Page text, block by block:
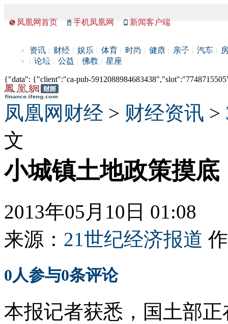
凤凰网首页 手机凤凰网 新闻客户端
资讯 财经 娱乐 体育 时尚 健康 亲子 汽车
论坛
公益 佛教 星座
{"data": {"client":"ca-pub-
凤凰网财经 > 财经资讯 >
文
小城镇土地政策摸底
2013年05月10日 01:08
来源： 21世纪经济报道
0人参与0条评论
本报记者获悉，国土部